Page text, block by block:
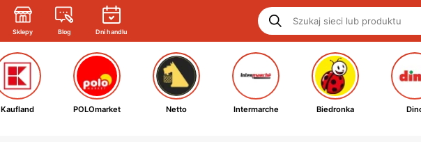
Sklepy Blog Dni handlu
Kaufland POLOmarket Netto Intermarche Biedronka